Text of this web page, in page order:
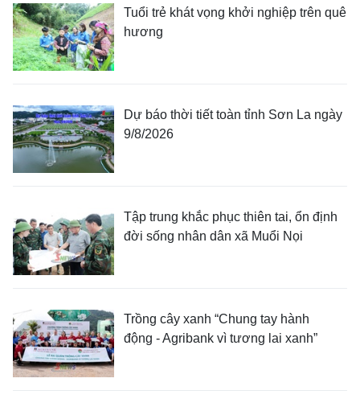
Tuổi trẻ khát vọng khởi nghiệp trên quê
hương
Dự báo thời tiết toàn tỉnh Sơn La ngày
9/8/2026
Tập trung khắc phục thiên tai, ổn định
đời sống nhân dân xã Muổi Nọi
Trồng cây xanh “Chung tay hành
động - Agribank vì tương lai xanh”